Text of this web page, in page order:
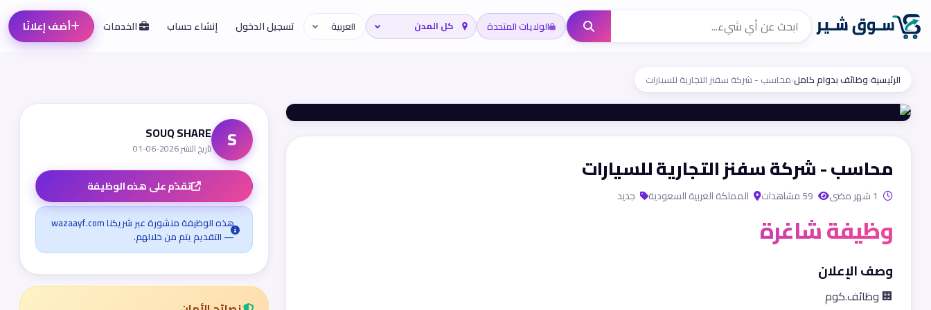
الولايات المتحدة تسجيل الدخول إنشاء حساب الخدمات أضف إعلانًا
الرئيسية›وظائف بدوام كامل›محاسب - شركة سفنز التجارية للسيارات
محاسب - شركة سفنز التجارية للسيارات
المملكة العربية السعودية جديد
وظيفة شاغرة
وصف الإعلان
🏢 وظائف.كوم
S
SOUQ SHARE
تاريخ النشر 2026-06-01
تقدّم على هذه الوظيفة
هذه الوظيفة منشورة عبر شريكنا wazaayf.com
— التقديم يتم من خلالهم.